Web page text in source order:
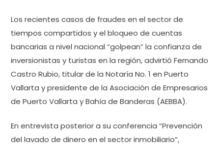
Los recientes casos de fraudes en el sector de
tiempos compartidos y el bloqueo de cuentas
bancarias a nivel nacional “golpean” la confianza de
inversionistas y turistas en la región, advirtió Fernando
Castro Rubio, titular de la Notaría No. 1 en Puerto
Vallarta y presidente de la Asociación de Empresarios
de Puerto Vallarta y Bahía de Banderas (AEBBA).
En entrevista posterior a su conferencia “Prevención
del lavado de dinero en el sector inmobiliario”,